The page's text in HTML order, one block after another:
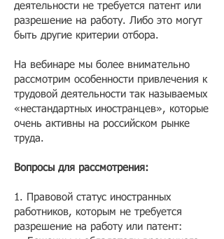
деятельности не требуется патент или
разрешение на работу. Либо это могут
быть другие критерии отбора.
На вебинаре мы более внимательно
рассмотрим особенности привлечения к
трудовой деятельности так называемых
«нестандартных иностранцев», которые
очень активны на российском рынке
труда.
Вопросы для рассмотрения:
1. Правовой статус иностранных
работников, которым не требуется
разрешение на работу или патент: